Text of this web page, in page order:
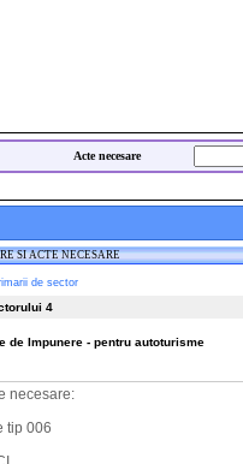
Acte necesare
SI ACTE NECESARE
de sector
4
de Impunere - pentru autoturisme
necesare:
tip 006